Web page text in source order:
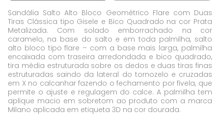
Sandália Salto Alto Bloco Geométrico Flare com Duas
Tiras Clássica tipo Gisele e Bico Quadrado na cor Prata
Metalizada. Com solado emborrachado na cor
caramelo, na base do salto e em toda palmilha, salto
alto bloco tipo flare – com a base mais larga, palmilha
encaixada com traseira arredondada e bico quadrado,
tira média estruturada sobre os dedos e duas tiras finas
estruturadas saindo da lateral do tornozelo e cruzadas
em X no calcanhar fazendo o fechamento por fivela, que
permite o ajuste e regulagem do calce. A palmilha tem
aplique macio em sobretom ao produto com a marca
Milano aplicada em etiqueta 3D na cor dourada.